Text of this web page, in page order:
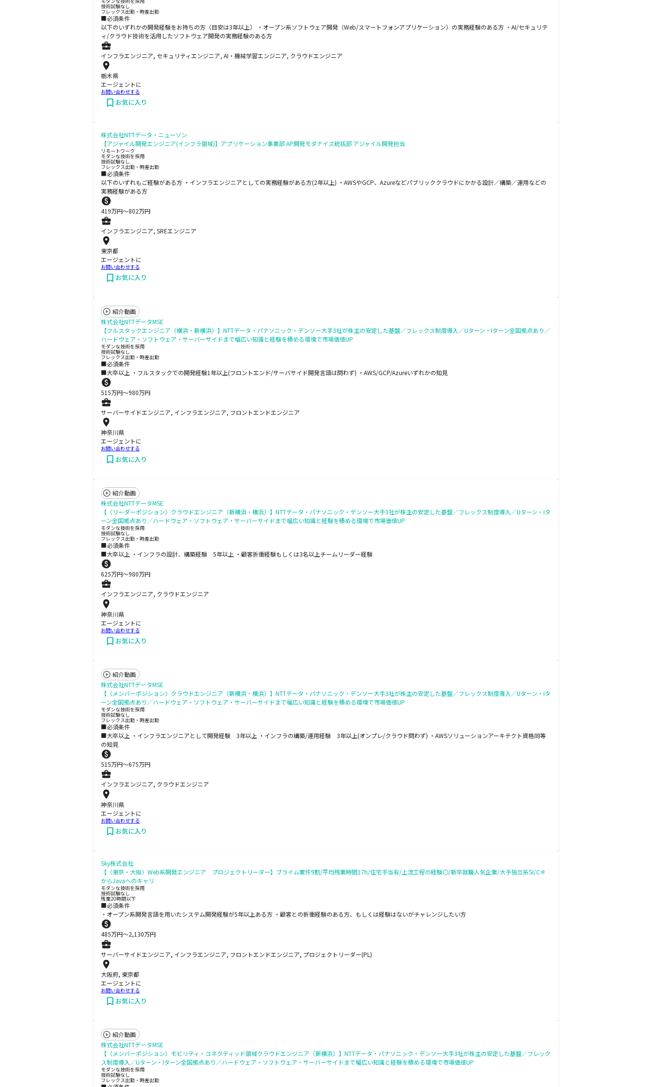
技術試験なし
フレックス出勤・時差出勤
■必須条件
以下のいずれかの開発経験をお持ちの方（目安は3年以上） ・オープン系ソフトウェア開発（Web/スマートフォンアプリケーション）の実務経験のある方 ・AI/セキュリテ
ィ/クラウド技術を活用したソフトウェア開発の実務経験のある方
インフラエンジニア, セキュリティエンジニア, AI・機械学習エンジニア, クラウドエンジニア
栃木県
エージェントに
お問い合わせする
お気に入り
株式会社NTTデータ・ニューソン
【アジャイル開発エンジニア(インフラ領域)】アプリケーション事業部 AP開発モダナイズ統括部 アジャイル開発担当
リモートワーク
モダンな技術を採用
技術試験なし
フレックス出勤・時差出勤
■必須条件
以下のいずれもご経験がある方 ・インフラエンジニアとしての実務経験がある方(2年以上) ・AWSやGCP、Azureなどパブリッククラウドにかかる設計／構築／運用などの
実務経験がある方
419万円〜802万円
インフラエンジニア, SREエンジニア
東京都
エージェントに
お問い合わせする
お気に入り
紹介動画
株式会社NTTデータMSE
【フルスタックエンジニア（横浜・新横浜）】NTTデータ・パナソニック・デンソー大手3社が株主の安定した基盤／フレックス制度導入／Uターン・Iターン全国拠点あり／
ハードウェア・ソフトウェア・サーバーサイドまで幅広い知識と経験を積める環境で市場価値UP
モダンな技術を採用
技術試験なし
フレックス出勤・時差出勤
■必須条件
■大卒以上 ・フルスタックでの開発経験1年以上(フロントエンド/サーバサイド開発言語は問わず) ・AWS/GCP/Azureいずれかの知見
515万円〜980万円
サーバーサイドエンジニア, インフラエンジニア, フロントエンドエンジニア
神奈川県
エージェントに
お問い合わせする
お気に入り
紹介動画
株式会社NTTデータMSE
【〈リーダーポジション〉クラウドエンジニア（新横浜・横浜）】NTTデータ・パナソニック・デンソー大手3社が株主の安定した基盤／フレックス制度導入／Uターン・Iタ
ーン全国拠点あり／ハードウェア・ソフトウェア・サーバーサイドまで幅広い知識と経験を積める環境で市場価値UP
モダンな技術を採用
技術試験なし
フレックス出勤・時差出勤
■必須条件
■大卒以上 ・インフラの設計、構築経験 5年以上 ・顧客折衝経験もしくは3名以上チームリーダー経験
625万円〜980万円
インフラエンジニア, クラウドエンジニア
神奈川県
エージェントに
お問い合わせする
お気に入り
紹介動画
株式会社NTTデータMSE
【〈メンバーポジション〉クラウドエンジニア（新横浜・横浜）】NTTデータ・パナソニック・デンソー大手3社が株主の安定した基盤／フレックス制度導入／Uターン・Iタ
ーン全国拠点あり／ハードウェア・ソフトウェア・サーバーサイドまで幅広い知識と経験を積める環境で市場価値UP
モダンな技術を採用
技術試験なし
フレックス出勤・時差出勤
■必須条件
■大卒以上 ・インフラエンジニアとして開発経験 3年以上 ・インフラの構築/運用経験 3年以上(オンプレ/クラウド問わず) ・AWSソリューションアーキテクト資格同等
の知見
515万円〜675万円
インフラエンジニア, クラウドエンジニア
神奈川県
エージェントに
お問い合わせする
お気に入り
Sky株式会社
【〈東京・大阪〉Web系開発エンジニア プロジェクトリーダー】プライム案件9割/平均残業時間17h/住宅手当有/上流工程の経験〇/新卒就職人気企業/大手独立系SI/C＃
からJavaへのキャリ
モダンな技術を採用
技術試験なし
残業20時間以下
■必須条件
・オープン系開発言語を用いたシステム開発経験が5年以上ある方 ・顧客との折衝経験のある方、もしくは経験はないがチャレンジしたい方
485万円〜2,130万円
サーバーサイドエンジニア, インフラエンジニア, フロントエンドエンジニア, プロジェクトリーダー(PL)
大阪府, 東京都
エージェントに
お問い合わせする
お気に入り
紹介動画
株式会社NTTデータMSE
【（メンバーポジション）モビリティ・コネクティッド領域クラウドエンジニア（新横浜）】NTTデータ・パナソニック・デンソー大手3社が株主の安定した基盤／フレック
ス制度導入／Uターン・Iターン全国拠点あり／ハードウェア・ソフトウェア・サーバーサイドまで幅広い知識と経験を積める環境で市場価値UP
モダンな技術を採用
技術試験なし
フレックス出勤・時差出勤